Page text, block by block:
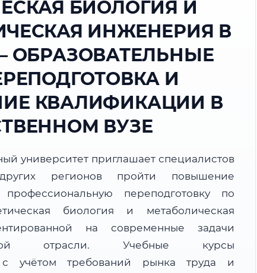
БИОЛОГИЯ И
ИНЖЕНЕРИЯ В
ОБРАЗОВАТЕЛЬНЫЕ
И
КВАЛИФИКАЦИИ В
ВУЗЕ
университет приглашает специалистов
регионов пройти повышение
переподготовку по
биология и метаболическая
на современные задачи
отрасли. Учебные курсы
с учётом требований рынка труда и